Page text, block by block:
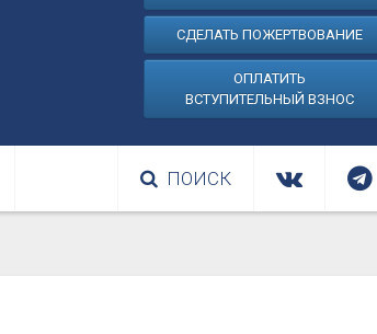
СДЕЛАТЬ ПОЖЕРТВОВАНИЕ
ОПЛАТИТЬ
ВСТУПИТЕЛЬНЫЙ ВЗНОС
ПОИСК